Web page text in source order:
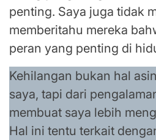
penting. Saya juga tidak
memberitahu mereka
peran yang penting di
Kehilangan bukan hal
saya, tapi dari
membuat saya lebih
Hal ini tentu terkait